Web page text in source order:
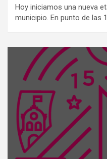
Hoy iniciamos una nueva
municipio. En punto de las